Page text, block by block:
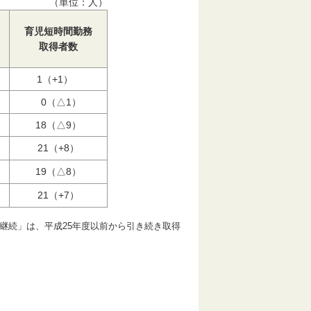
育児短時間勤務
取得者数
1（+1）
0（△1）
18（△9）
21（+8）
19（△8）
21（+7）
続」は、平成25年度以前から引き続き取得